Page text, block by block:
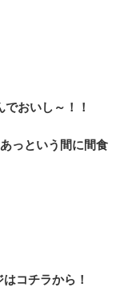
おいし～！！
っという間に間食
コチラから！